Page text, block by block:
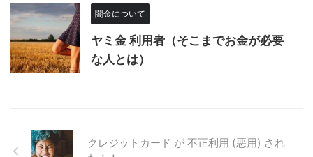
闇金について
ヤミ金 利用者（そこまでお金が必要
な人とは）
クレジットカード が 不正利用 (悪用) され